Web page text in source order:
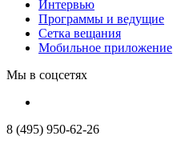
Интервью
Программы и ведущие
Сетка вещания
Мобильное приложение
Мы в соцсетях
8 (495) 950-62-26